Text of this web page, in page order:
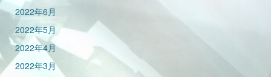
2022年6月
2022年5月
2022年4月
2022年3月